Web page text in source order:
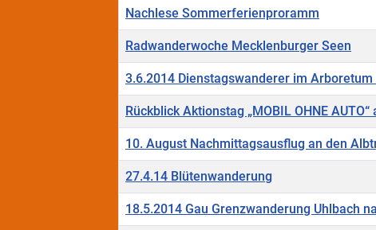
Nachlese Sommerferienproramm
Radwanderwoche Mecklenburger Seen
3.6.2014 Dienstagswanderer im Arboretum
Rückblick Aktionstag „MOBIL OHNE
10. August Nachmittagsausflug an den
27.4.14 Blütenwanderung
18.5.2014 Gau Grenzwanderung Uhlbach